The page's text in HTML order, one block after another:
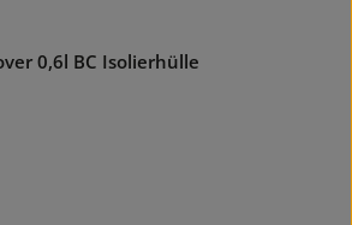
0,6l BC Isolierhülle